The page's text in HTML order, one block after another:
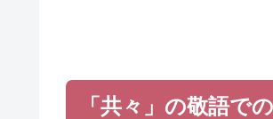
「共々」の敬語で